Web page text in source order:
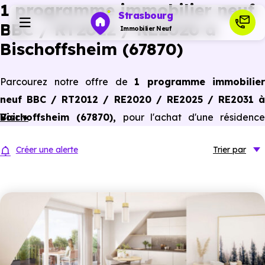
Strasbourg
Immobilier Neuf
Investir
Ressources
Financer
1 programme immobilier neuf
BBC / RT2012 / RE2020 à
Bischoffsheim (67870)
Parcourez notre offre de 1 programme immobilier
neuf BBC / RT2012 / RE2020 / RE2025 / RE2031 à
Bischoffsheim (67870), pour l'achat d'une résidence
dernières normes de performances énergétiques, pour un
Voir +
Créer une alerte Trier par